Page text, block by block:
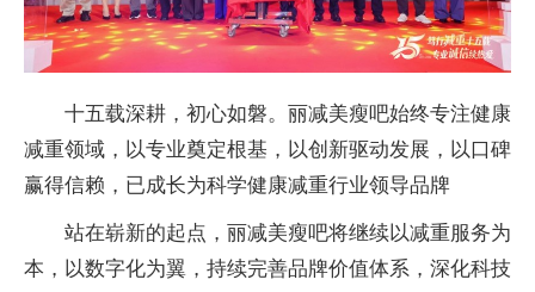
十五载深耕，初心如磐。丽减美瘦吧始终专注健康
减重领域，以专业奠定根基，以创新驱动发展，以口碑
赢得信赖，已成长为科学健康减重行业领导品牌
站在崭新的起点，丽减美瘦吧将继续以减重服务为
本，以数字化为翼，持续完善品牌价值体系，深化科技